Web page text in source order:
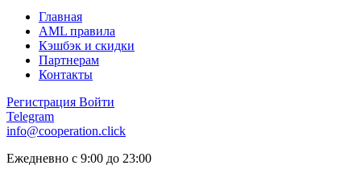
Главная
AML правила
Кэшбэк и cкидки
Партнерам
Контакты
Регистрация Войти
Telegram
info@cooperation.click
Ежедневно с 9:00 до 23:00